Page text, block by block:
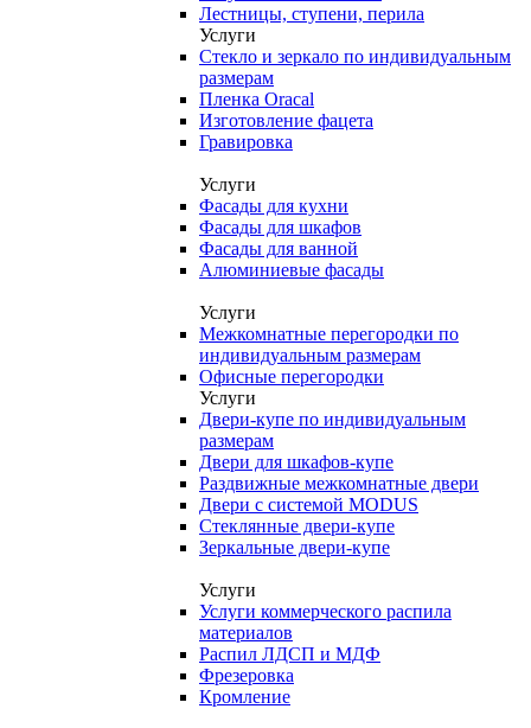
Лестницы, ступени, перила
Услуги
Стекло и зеркало по индивидуальным
размерам
Пленка Oracal
Изготовление фацета
Гравировка
Услуги
Фасады для кухни
Фасады для шкафов
Фасады для ванной
Алюминиевые фасады
Услуги
Межкомнатные перегородки по
индивидуальным размерам
Офисные перегородки
Услуги
Двери-купе по индивидуальным
размерам
Двери для шкафов-купе
Раздвижные межкомнатные двери
Двери с системой MODUS
Стеклянные двери-купе
Зеркальные двери-купе
Услуги
Услуги коммерческого распила
материалов
Распил ЛДСП и МДФ
Фрезеровка
Кромление